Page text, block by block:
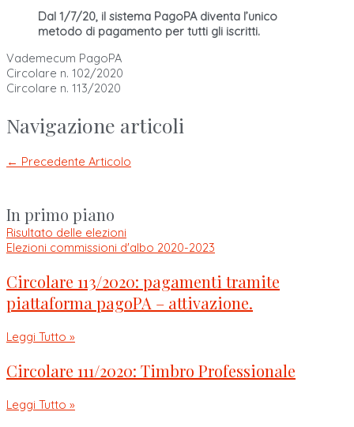
Dal 1/7/20, il sistema PagoPA diventa l’unico
metodo di pagamento per tutti gli iscritti.
Vademecum PagoPA
Circolare n. 102/2020
Circolare n. 113/2020
Navigazione articoli
← Precedente Articolo
In primo piano
Risultato delle elezioni
Elezioni commissioni d'albo 2020-2023
Circolare 113/2020: pagamenti tramite
piattaforma pagoPA – attivazione.
Leggi Tutto »
Circolare 111/2020: Timbro Professionale
Leggi Tutto »